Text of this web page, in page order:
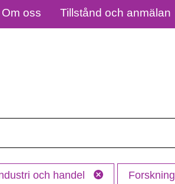
Om oss Tillstånd och anmälan
och handel Forskning